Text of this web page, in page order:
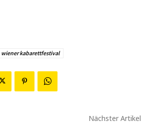
wiener kabarettfestival
Nächster Artikel